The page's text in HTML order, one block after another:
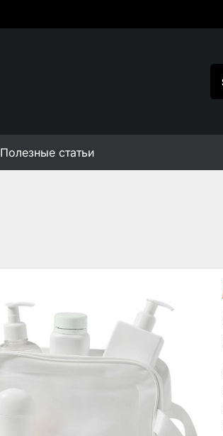
Полезные статьи